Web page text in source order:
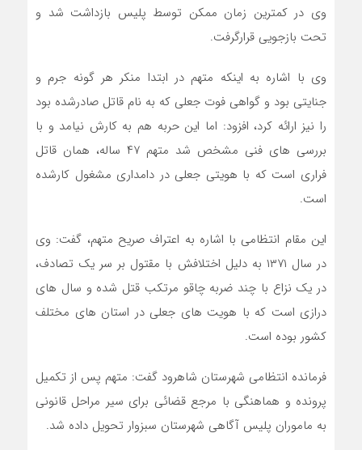
وی در کمترین زمان ممکن توسط پلیس بازداشت شد و
تحت بازجویی قرارگرفت.
وی با اشاره به اینکه متهم در ابتدا منکر هر گونه جرم و
جنایتی بود و گواهی فوت جعلی که به نام قاتل صادرشده بود
را نیز ارائه کرد، افزود: اما این حربه هم به کارش نیامد و با
بررسی های فنی مشخص شد متهم ۴۷ ساله، همان قاتل
فراری است که با هویتی جعلی در دامداری مشغول کارشده
است.
این مقام انتظامی با اشاره به اعتراف صریح متهم، گفت: وی
در سال ۱۳۷۱ به دلیل اختلافش با مقتول بر سر یک تصادف،
در یک نزاع با چند ضربه چاقو مرتکب قتل شده و سال های
درازی است که با هویت های جعلی در استان های مختلف
کشور بوده است.
فرمانده انتظامی شهرستان شاهرود گفت: متهم پس از تکمیل
پرونده و هماهنگی با مرجع قضائی برای سیر مراحل قانونی
به ماموران پلیس آگاهی شهرستان سبزوار تحویل داده شد.